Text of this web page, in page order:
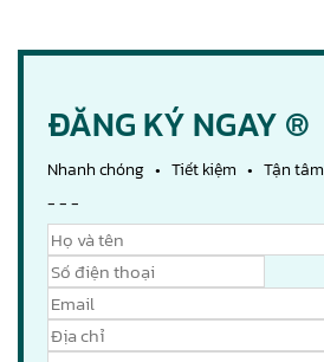
ĐĂNG KÝ NGAY ®
Nhanh chóng • Tiết kiệm • Tận tâm
- - -